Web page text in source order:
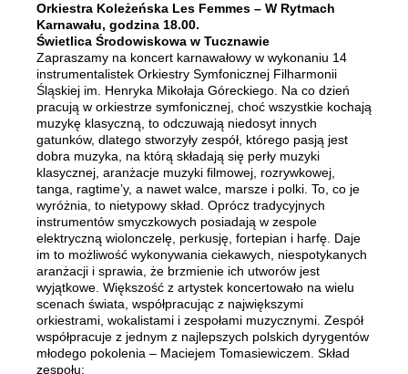
Orkiestra Koleżeńska Les Femmes – W Rytmach
Karnawału, godzina 18.00.
Świetlica Środowiskowa w Tucznawie
Zapraszamy na koncert karnawałowy w wykonaniu 14
instrumentalistek Orkiestry Symfonicznej Filharmonii
Śląskiej im. Henryka Mikołaja Góreckiego. Na co dzień
pracują w orkiestrze symfonicznej, choć wszystkie kochają
muzykę klasyczną, to odczuwają niedosyt innych
gatunków, dlatego stworzyły zespół, którego pasją jest
dobra muzyka, na którą składają się perły muzyki
klasycznej, aranżacje muzyki filmowej, rozrywkowej,
tanga, ragtime’y, a nawet walce, marsze i polki. To, co je
wyróżnia, to nietypowy skład. Oprócz tradycyjnych
instrumentów smyczkowych posiadają w zespole
elektryczną wiolonczelę, perkusję, fortepian i harfę. Daje
im to możliwość wykonywania ciekawych, niespotykanych
aranżacji i sprawia, że brzmienie ich utworów jest
wyjątkowe. Większość z artystek koncertowało na wielu
scenach świata, współpracując z największymi
orkiestrami, wokalistami i zespołami muzycznymi. Zespół
współpracuje z jednym z najlepszych polskich dyrygentów
młodego pokolenia – Maciejem Tomasiewiczem. Skład
zespołu: